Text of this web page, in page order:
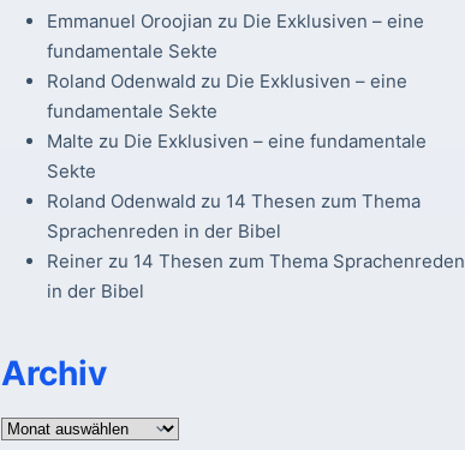
Emmanuel Oroojian zu Die Exklusiven – eine
fundamentale Sekte
Roland Odenwald zu Die Exklusiven – eine
fundamentale Sekte
Malte zu Die Exklusiven – eine fundamentale
Sekte
Roland Odenwald zu 14 Thesen zum Thema
Sprachenreden in der Bibel
Reinerzu 14 Thesen zum Thema Sprachenreden
in der Bibel
Archiv
Archiv